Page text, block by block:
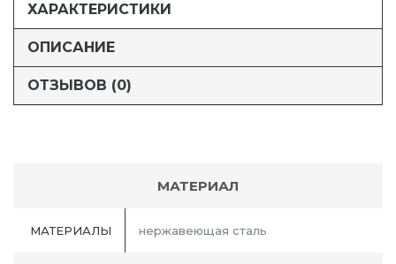
ХАРАКТЕРИСТИКИ
ОПИСАНИЕ
ОТЗЫВОВ (0)
МАТЕРИАЛ
МАТЕРИАЛЫ нержавеющая сталь